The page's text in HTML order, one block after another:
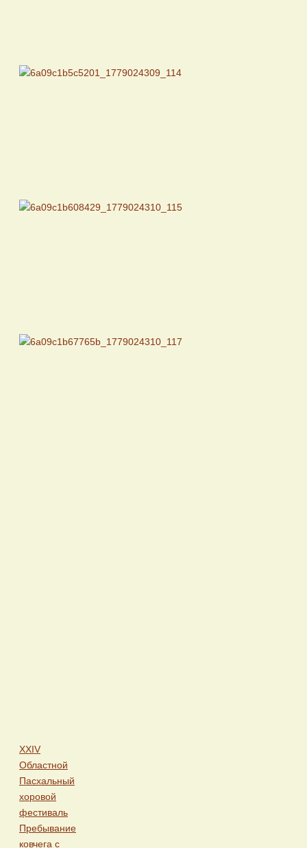
XXIV
Областной
Пасхальный
хоровой
фестиваль
Пребывание
ковчега с